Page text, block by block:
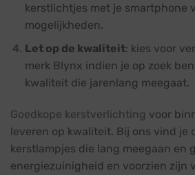
kerstlichtjes met je smartphone
mogelijkheden.
Let op de kwaliteit: kies voor
merk Blynx indien je op zoek
kwaliteit die jarenlang meegaat.
Goedkope kerstverlichting voor
leveren op kwaliteit. Bij ons vind je
kerstlampjes die lang meegaan en
energiezuinigheid en voorzien zijn